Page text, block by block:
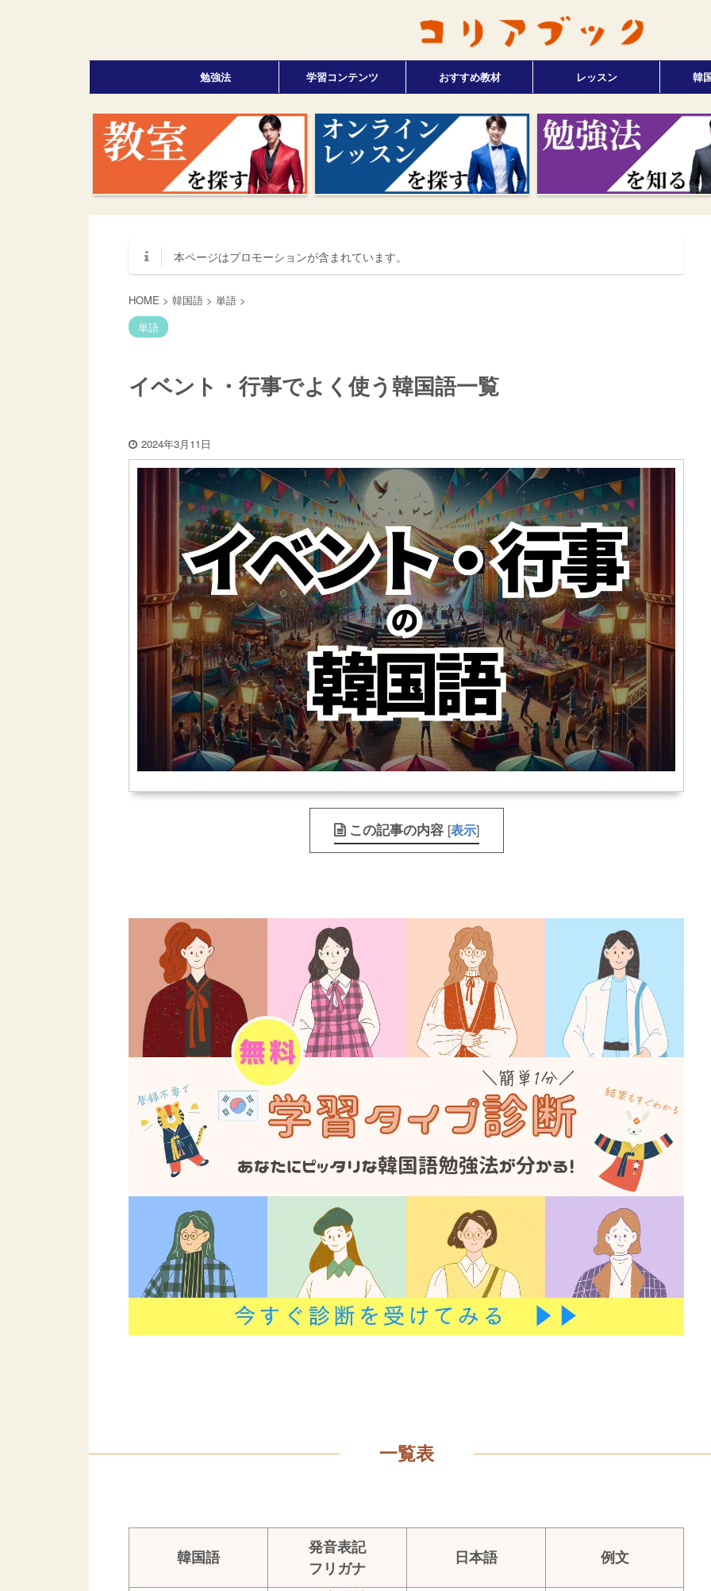
勉強法 学習コンテンツ おすすめ教材 レッスン 韓
本ページはプロモーションが含まれています。
HOME > 韓国語 > 単語 >
単語
イベント・行事でよく使う韓国語一覧
2024年3月11日
この記事の内容 [表示]
一覧表
韓国語
発音表記
フリガナ
日本語 例文